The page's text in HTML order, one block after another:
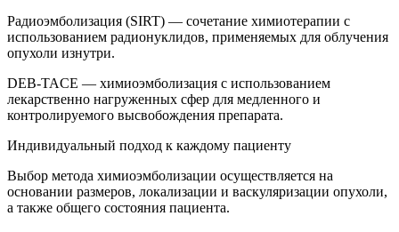
Радиоэмболизация (SIRT) — сочетание химиотерапии с
использованием радионуклидов, применяемых для облучения
опухоли изнутри.
DEB-TACE — химиоэмболизация с использованием
лекарственно нагруженных сфер для медленного и
контролируемого высвобождения препарата.
Индивидуальный подход к каждому пациенту
Выбор метода химиоэмболизации осуществляется на
основании размеров, локализации и васкуляризации опухоли,
а также общего состояния пациента.